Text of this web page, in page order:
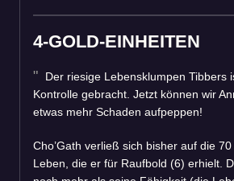
4-GOLD-EINHEITEN
Der riesige Lebensklumpen Tibbers
Kontrolle gebracht. Jetzt können wir
etwas mehr Schaden aufpeppen!
Cho’Gath verließ sich bisher auf die
Leben, die er für Raufbold (6) erhielt.